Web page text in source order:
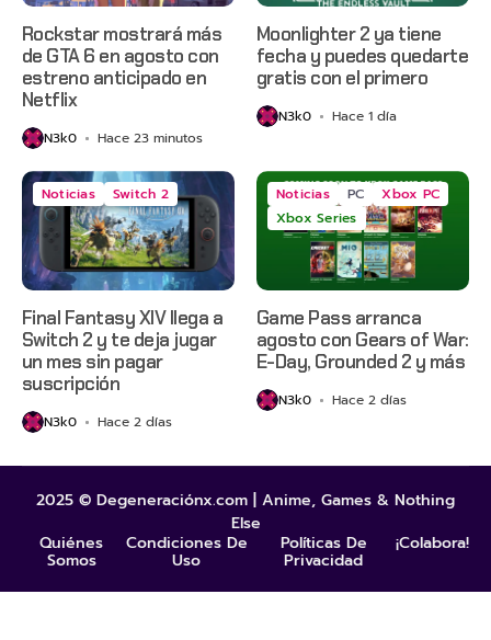
Rockstar mostrará más
de GTA 6 en agosto con
estreno anticipado en
Netflix
N3k0 Hace 23 minutos
Moonlighter 2 ya tiene
fecha y puedes quedarte
gratis con el primero
N3k0 Hace 1 día
Noticias Switch 2
Final Fantasy XIV llega a
Switch 2 y te deja jugar
un mes sin pagar
suscripción
N3k0 Hace 2 días
Noticias PC
Xbox PC
Xbox Series
Game Pass arranca
agosto con Gears of War:
E-Day, Grounded 2 y más
N3k0 Hace 2 días
2025 © Degeneraciónx.com | Anime, Games & Nothing
Else
Quiénes
Somos
Condiciones De
Uso
Políticas De
Privacidad
¡Colabora!